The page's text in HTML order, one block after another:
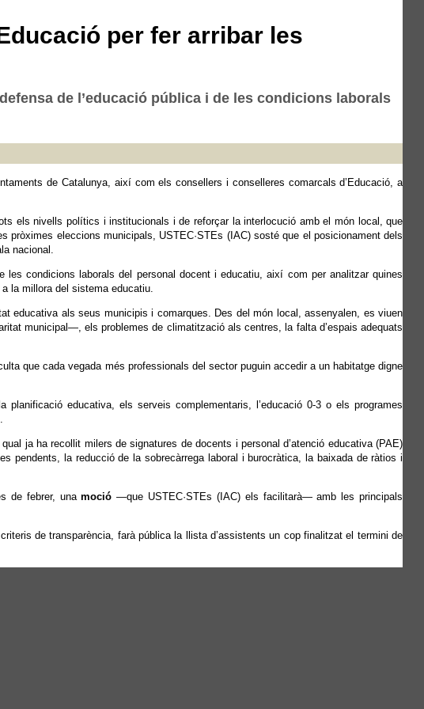
per fer arribar les
de l’educació pública i de les condicions laborals
de Catalunya, així com els consellers i conselleres comarcals d’Educació, a
els nivells polítics i institucionals i de reforçar la interlocució amb el món local, que
eleccions municipals, USTEC·STEs (IAC) sosté que el posicionament dels
nacional.
condicions laborals del personal docent i educatiu, així com per analitzar quines
la millora del sistema educatiu.
educativa als seus municipis i comarques. Des del món local, assenyalen, es viuen
municipal—, els problemes de climatització als centres, la falta d’espais adequats
que cada vegada més professionals del sector puguin accedir a un habitatge digne
educativa, els serveis complementaris, l’educació 0-3 o els programes
ja ha recollit milers de signatures de docents i personal d’atenció educativa (PAE)
pendents, la reducció de la sobrecàrrega laboral i burocràtica, la baixada de ràtios i
de febrer, unamoció —que USTEC·STEs (IAC) els facilitarà— amb les principals
de transparència, farà pública la llista d’assistents un cop finalitzat el termini de